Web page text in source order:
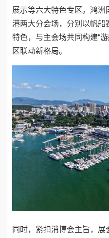
展示等六大特色专区。鸿
港两大分会场，分别以帆船
特色，与主会场共同构建“
区联动新格局。
同时，紧扣消博会主旨，展